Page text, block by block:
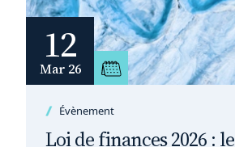
12
Mar 26
Évènement
Loi de finances 2026 : le